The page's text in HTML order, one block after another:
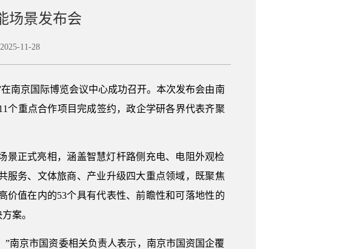
场景发布会
11-28
南京国际博览会议中心成功召开。本次发布会由南
个重点合作项目完成签约，政企学研各界代表齐聚
景正式亮相，涵盖智慧灯杆路侧充电、电阻外观检
服务、文体旅商、产业升级四大重点领域，既聚焦
价值在内的53个具有代表性、前瞻性和可落地性的
案。
南京市国资委相关负责人表示，南京市国资国企覆